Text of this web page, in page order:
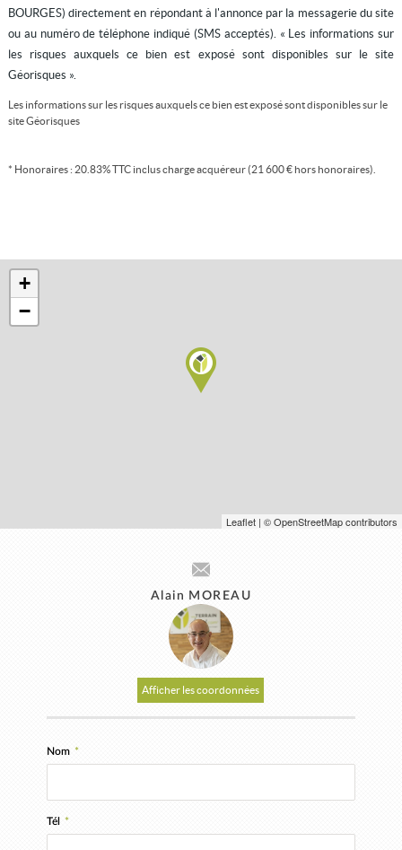
BOURGES) directement en répondant à l'annonce par la messagerie du site
ou au numéro de téléphone indiqué (SMS acceptés). « Les informations sur
les risques auxquels ce bien est exposé sont disponibles sur le site
Géorisques ».
Les informations sur les risques auxquels ce bien est exposé sont disponibles sur le
siteGéorisques
* Honoraires : 20.83% TTC inclus charge acquéreur (21 600 € hors honoraires).
+
−
Leaflet | © OpenStreetMap contributors
Alain MOREAU
Afficher les coordonnées
Nom *
Tél *